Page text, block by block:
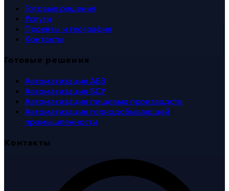
Готовые решения
Услуги
Проекты и география
Контакты
Готовые решения
Автоматизация АБЗ
Автоматизация БСУ
Автоматизация пищевых производств
Автоматизация горнодобывающей
промышленности
Контакты